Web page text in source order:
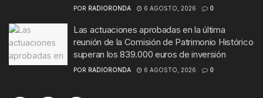
POR RADIORONDA 6 AGOSTO, 2026 0
Las actuaciones aprobadas en la última
reunión de la Comisión de Patrimonio Histórico
superan los 839.000 euros de inversión
POR RADIORONDA 6 AGOSTO, 2026 0